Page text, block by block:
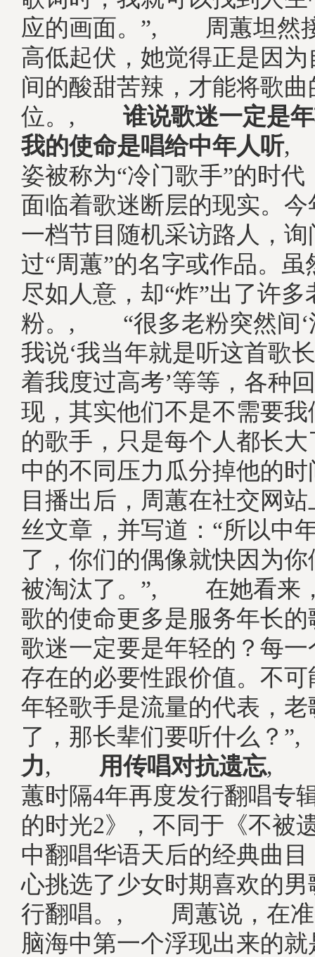
应的画面。”, 周蕙坦然
高低起伏，她觉得正是因
间的酸甜苦辣，才能将歌
位。, 谁说歌迷一定是
我的使命是唱给中年人听,
姿被称为“冷门歌手”的时
面临着歌迷断层的现实。今
一档节目随机采访路人，
过“周蕙”的名字或作品。
尽如人意，却“炸”出了许多
粉。, “很多老粉突然间‘
我说‘我当年就是听这首歌
着我度过高考’等等，各种
现，其实他们不是不需要
的歌手，只是每个人都长
中的不同压力瓜分掉他
目播出后，周蕙在社交网
丝文章，并写道：“所以中
了，你们的偶像就快因为
被淘汰了。”, 在她看来
歌的使命更多是服务年长的
歌迷一定要是年轻的？每
存在的必要性跟价值。不
年轻歌手是流量的代表，
了，那长辈们要听什么
力, 用传唱对抗遗忘,
蕙时隔4年再度发行翻唱专
的时光2》，不同于《不被
中翻唱华语天后的经典曲
心挑选了少女时期喜欢的
行翻唱。, 周蕙说，在准
脑海中第一个浮现出来的就